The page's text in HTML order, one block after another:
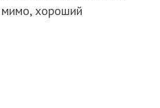
хороший